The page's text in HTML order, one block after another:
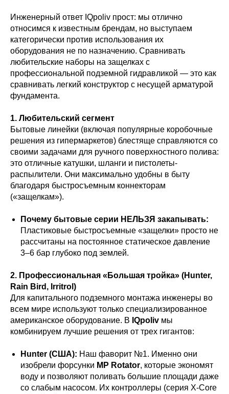
Инженерный ответ IQpoliv прост: мы отлично
относимся к известным брендам, но выступаем
категорически против использования их
оборудования не по назначению. Сравнивать
любительские наборы на защелках с
профессиональной подземной гидравликой — это как
сравнивать легкий конструктор с несущей арматурой
фундамента.
1. Любительский сегмент
Бытовые линейки (включая популярные коробочные
решения из гипермаркетов) блестяще справляются со
своими задачами для ручного поверхностного полива:
это отличные катушки, шланги и пистолеты-
распылители. Они максимально удобны в быту
благодаря быстросъемным коннекторам
(«защелкам»).
Почему бытовые серии НЕЛЬЗЯ закапывать:
Пластиковые быстросъемные «защелки» просто не
рассчитаны на постоянное статическое давление
3–6 бар глубоко под землей.
2. Профессиональная «Большая тройка» (Hunter,
Rain Bird, Irritrol)
Для капитального подземного монтажа инженеры во
всем мире используют только специализированное
американское оборудование. В IQpoliv мы
комбинируем лучшие решения от трех гигантов:
Hunter (США): Наш фаворит №1. Именно они
изобрели форсунки MP Rotator, которые экономят
воду и позволяют поливать большие площади даже
со слабым насосом. Их контроллеры (серия X-Core